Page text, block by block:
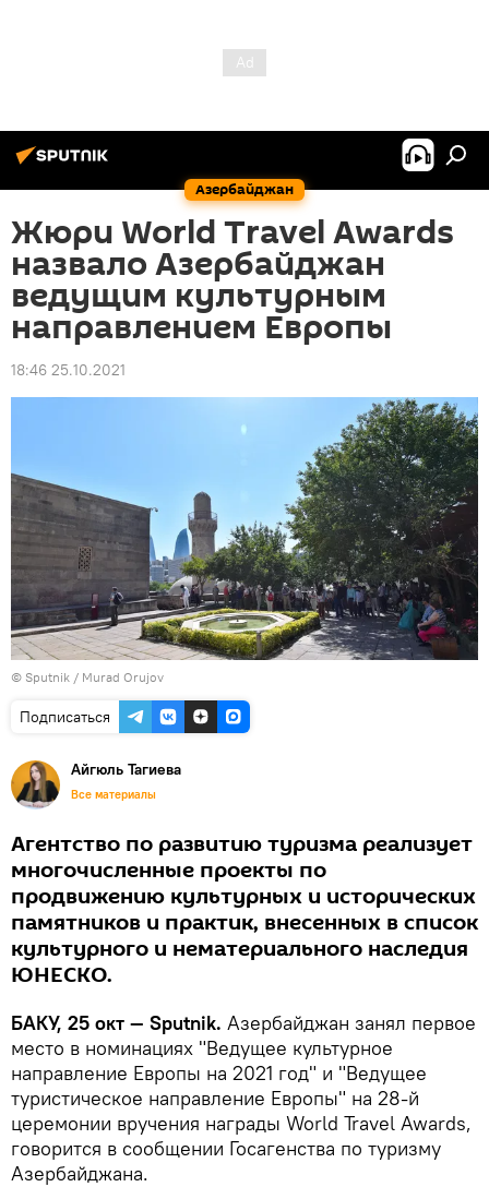
Азербайджан
Жюри World Travel Awards
назвало Азербайджан
ведущим культурным
направлением Европы
18:46 25.10.2021
© Sputnik / Murad Orujov
Подписаться
Айгюль Тагиева
Все материалы
Агентство по развитию туризма реализует
многочисленные проекты по
продвижению культурных и исторических
памятников и практик, внесенных в список
культурного и нематериального наследия
ЮНЕСКО.
БАКУ, 25 окт — Sputnik. Азербайджан занял первое
место в номинациях "Ведущее культурное
направление Европы на 2021 год" и "Ведущее
туристическое направление Европы" на 28-й
церемонии вручения награды World Travel Awards,
говорится в сообщении Госагенства по туризму
Азербайджана.